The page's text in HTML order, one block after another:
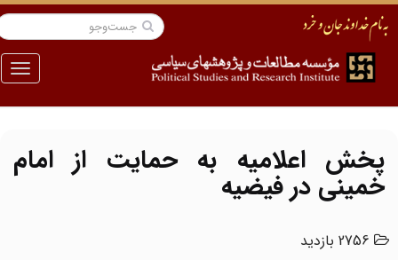
منو
پخش اعلامیه به حمایت از امام
خمینی در فیضیه
2756 بازدید